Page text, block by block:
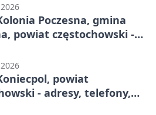
Poczesna, gmina
powiat częstochowski -
powiat
- adresy, telefony,